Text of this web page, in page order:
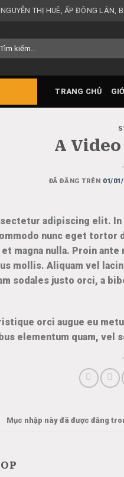
THỊ HUÊ, ẤP ĐÔNG LÂN,
TRANG CHỦ
A
ĐÃ ĐĂNG TRÊN 01/
adipiscing elit. In
nunc eget tortor
magna nulla. Proin
mollis. Aliquam vel
sodales justo orci, a
orci augue eu
elementum quam, vel
Mục nhập này đã được đăng